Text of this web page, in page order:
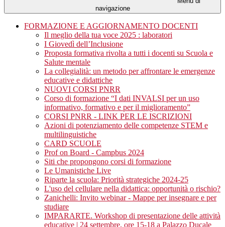
navigazione
FORMAZIONE E AGGIORNAMENTO DOCENTI
Il meglio della tua voce 2025 : laboratori
I Giovedì dell’Inclusione
Proposta formativa rivolta a tutti i docenti su Scuola e
Salute mentale
La collegialità: un metodo per affrontare le emergenze
educative e didattiche
NUOVI CORSI PNRR
Corso di formazione “I dati INVALSI per un uso
informativo, formativo e per il miglioramento”
CORSI PNRR - LINK PER LE ISCRIZIONI
Azioni di potenziamento delle competenze STEM e
multilinguistiche
CARD SCUOLE
Prof on Board - Campbus 2024
Siti che propongono corsi di formazione
Le Umanistiche Live
Riparte la scuola: Priorità strategiche 2024-25
L'uso del cellulare nella didattica: opportunità o rischio?
Zanichelli: Invito webinar - Mappe per insegnare e per
studiare
IMPARARTE. Workshop di presentazione delle attività
educative | 24 settembre, ore 15-18 a Palazzo Ducale